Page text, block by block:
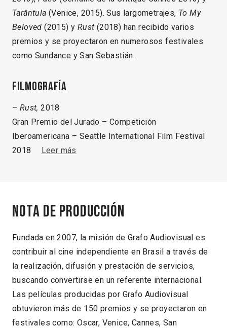
Tarântula (Venice, 2015). Sus largometrajes, To My
Beloved (2015) y Rust (2018) han recibido varios
premios y se proyectaron en numerosos festivales
como Sundance y San Sebastián.
Filmografía
– Rust,2018
Gran Premio del Jurado – Competición
Iberoamericana – Seattle International Film Festival
2018
Leer más
Nota de producción
Fundada en 2007, la misión de Grafo Audiovisual es
contribuir al cine independiente en Brasil a través de
la realización, difusión y prestación de servicios,
buscando convertirse en un referente internacional.
Las películas producidas por Grafo Audiovisual
obtuvieron más de 150 premios y se proyectaron en
festivales como: Oscar, Venice, Cannes, San